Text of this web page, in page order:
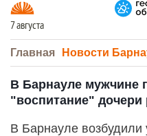
7 августа
Главная Новости
В Барнауле мужчине
"воспитание" дочери
В Барнауле возбудили